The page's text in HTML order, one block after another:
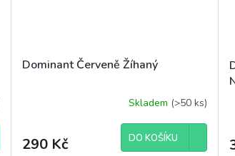
Dominant Červeně Žíhaný
je
Skladem (>50 ks)
290 Kč DO KOŠÍKU